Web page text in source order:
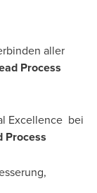
aller
Process
Excellence bei
Process